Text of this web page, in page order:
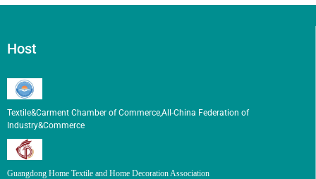
Host
Textile&Carment Chamber of Commerce,All-China Federation of
Industry&Commerce
Guangdong Home Textile and Home Decoration Association